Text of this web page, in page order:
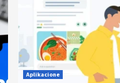
Aplikacione